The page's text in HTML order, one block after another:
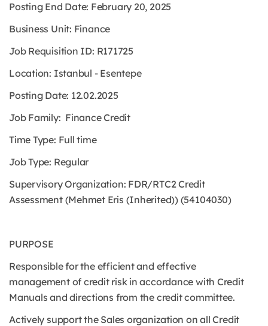
Posting End Date: February 20, 2025
Business Unit: Finance
Job Requisition ID: R171725
Location: Istanbul - Esentepe
Posting Date: 12.02.2025
Job Family: Finance Credit
Time Type: Full time
Job Type: Regular
Supervisory Organization: FDR/RTC2 Credit
Assessment (Mehmet Eris (Inherited)) (54104030)
PURPOSE
Responsible for the efficient and effective
management of credit risk in accordance with Credit
Manuals and directions from the credit committee.
Actively support the Sales organization on all Credit